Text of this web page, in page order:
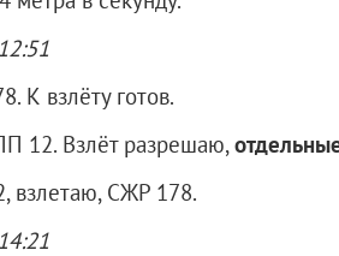
К взлёту готов.
12. Взлёт разрешаю,
взлетаю, СЖР 178.